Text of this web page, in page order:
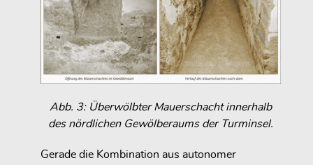
Abb. 3: Überwölbter Mauerschacht innerhalb
des nördlichen Gewölberaums der Turminsel.
Gerade die Kombination aus autonomer